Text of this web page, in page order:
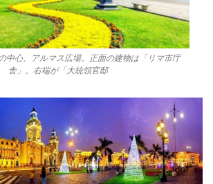
中心、アルマス広場。正面の建物は「リマ市庁
舎」。右端が「大統領官邸